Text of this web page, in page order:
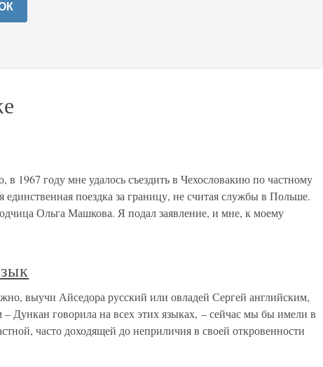
1967 году мне удалось съездить в Чехословакию по частному
поездка за границу, не считая службы в Польше.
Ольга Машкова. Я подал заявление, и мне, к моему
выучи Айседора русский или овладей Сергей английским,
Дункан говорила на всех этих языках, – сейчас мы бы имели в
часто доходящей до неприличия в своей откровенности